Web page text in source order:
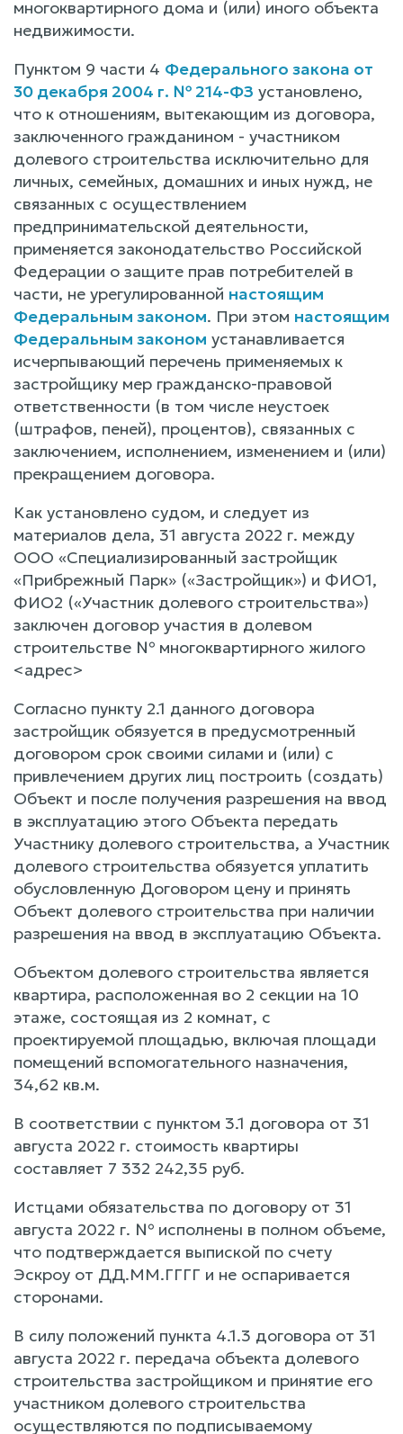
многоквартирного дома и (или) иного объекта
недвижимости.
Пунктом 9 части 4 Федерального закона от
30 декабря 2004 г. № 214-ФЗ установлено,
что к отношениям, вытекающим из договора,
заключенного гражданином - участником
долевого строительства исключительно для
личных, семейных, домашних и иных нужд, не
связанных с осуществлением
предпринимательской деятельности,
применяется законодательство Российской
Федерации о защите прав потребителей в
части, не урегулированной настоящим
Федеральным законом. При этом настоящим
Федеральным законом устанавливается
исчерпывающий перечень применяемых к
застройщику мер гражданско-правовой
ответственности (в том числе неустоек
(штрафов, пеней), процентов), связанных с
заключением, исполнением, изменением и (или)
прекращением договора.
Как установлено судом, и следует из
материалов дела, 31 августа 2022 г. между
ООО «Специализированный застройщик
«Прибрежный Парк» («Застройщик») и ФИО1,
ФИО2 («Участник долевого строительства»)
заключен договор участия в долевом
строительстве № многоквартирного жилого
<адрес>
Согласно пункту 2.1 данного договора
застройщик обязуется в предусмотренный
договором срок своими силами и (или) с
привлечением других лиц построить (создать)
Объект и после получения разрешения на ввод
в эксплуатацию этого Объекта передать
Участнику долевого строительства, а Участник
долевого строительства обязуется уплатить
обусловленную Договором цену и принять
Объект долевого строительства при наличии
разрешения на ввод в эксплуатацию Объекта.
Объектом долевого строительства является
квартира, расположенная во 2 секции на 10
этаже, состоящая из 2 комнат, с
проектируемой площадью, включая площади
помещений вспомогательного назначения,
34,62 кв.м.
В соответствии с пунктом 3.1 договора от 31
августа 2022 г. стоимость квартиры
составляет 7 332 242,35 руб.
Истцами обязательства по договору от 31
августа 2022 г. № исполнены в полном объеме,
что подтверждается выпиской по счету
Эскроу от ДД.ММ.ГГГГ и не оспаривается
сторонами.
В силу положений пункта 4.1.3 договора от 31
августа 2022 г. передача объекта долевого
строительства застройщиком и принятие его
участником долевого строительства
осуществляются по подписываемому